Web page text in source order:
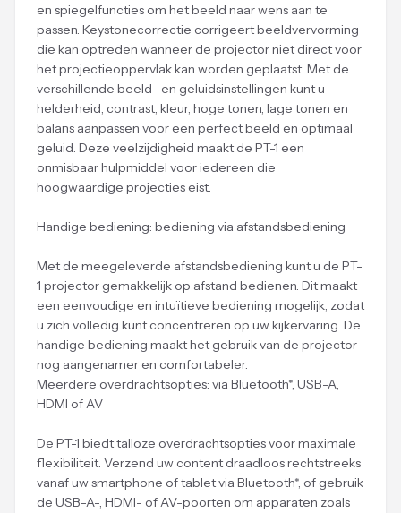
en spiegelfuncties om het beeld naar wens aan te
passen. Keystonecorrectie corrigeert beeldvervorming
die kan optreden wanneer de projector niet direct voor
het projectieoppervlak kan worden geplaatst. Met de
verschillende beeld- en geluidsinstellingen kunt u
helderheid, contrast, kleur, hoge tonen, lage tonen en
balans aanpassen voor een perfect beeld en optimaal
geluid. Deze veelzijdigheid maakt de PT-1 een
onmisbaar hulpmiddel voor iedereen die
hoogwaardige projecties eist.
Handige bediening: bediening via afstandsbediening
Met de meegeleverde afstandsbediening kunt u de PT-
1 projector gemakkelijk op afstand bedienen. Dit maakt
een eenvoudige en intuïtieve bediening mogelijk, zodat
u zich volledig kunt concentreren op uw kijkervaring. De
handige bediening maakt het gebruik van de projector
nog aangenamer en comfortabeler.
Meerdere overdrachtsopties: via Bluetooth*, USB-A,
HDMI of AV
De PT-1 biedt talloze overdrachtsopties voor maximale
flexibiliteit. Verzend uw content draadloos rechtstreeks
vanaf uw smartphone of tablet via Bluetooth*, of gebruik
de USB-A-, HDMI- of AV-poorten om apparaten zoals